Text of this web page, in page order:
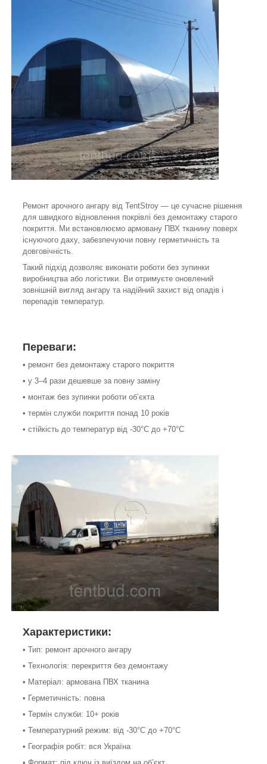
Ремонт арочного ангару від TentStroy — це сучасне рішення
для швидкого відновлення покрівлі без демонтажу старого
покриття. Ми встановлюємо армовану ПВХ тканину поверх
існуючого даху, забезпечуючи повну герметичність та
довговічність.
Такий підхід дозволяє виконати роботи без зупинки
виробництва або логістики. Ви отримуєте оновлений
зовнішній вигляд ангару та надійний захист від опадів і
перепадів температур.
Переваги:
• ремонт без демонтажу старого покриття
• у 3–4 рази дешевше за повну заміну
• монтаж без зупинки роботи об’єкта
• термін служби покриття понад 10 років
• стійкість до температур від -30°C до +70°C
Характеристики:
• Тип: ремонт арочного ангару
• Технологія: перекриття без демонтажу
• Матеріал: армована ПВХ тканина
• Герметичність: повна
• Термін служби: 10+ років
• Температурний режим: від -30°C до +70°C
• Географія робіт: вся Україна